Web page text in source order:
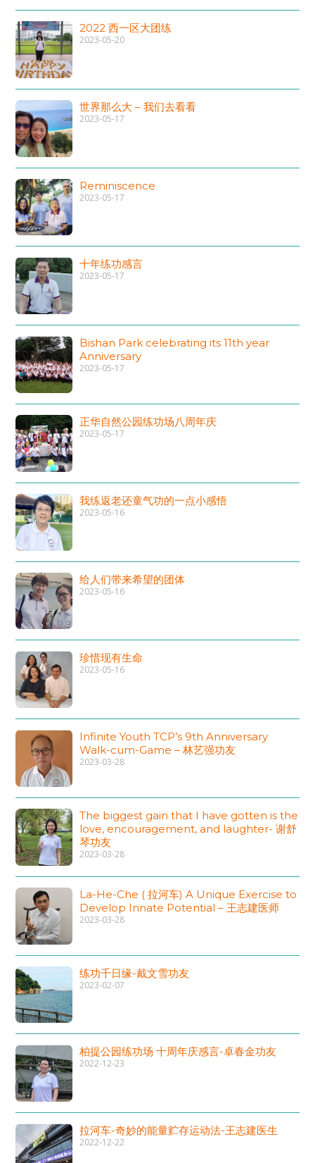
2022 西一区大团练
2023-05-20
世界那么大 – 我们去看看
2023-05-17
Reminiscence
2023-05-17
十年练功感言
2023-05-17
Bishan Park celebrating its 11th year
Anniversary
2023-05-17
正华自然公园练功场八周年庆
2023-05-17
我练返老还童气功的一点小感悟
2023-05-16
给人们带来希望的团体
2023-05-16
珍惜现有生命
2023-05-16
Infinite Youth TCP’s 9th Anniversary
Walk-cum-Game – 林艺强功友
2023-03-28
The biggest gain that I have gotten is the
love, encouragement, and laughter- 谢舒
琴功友
2023-03-28
La-He-Che ( 拉河车) A Unique Exercise to
Develop Innate Potential – 王志建医师
2023-03-28
练功千日缘-戴文雪功友
2023-02-07
柏提公园练功场 十周年庆感言-卓春金功友
2022-12-23
拉河车-奇妙的能量贮存运动法-王志建医生
2022-12-22